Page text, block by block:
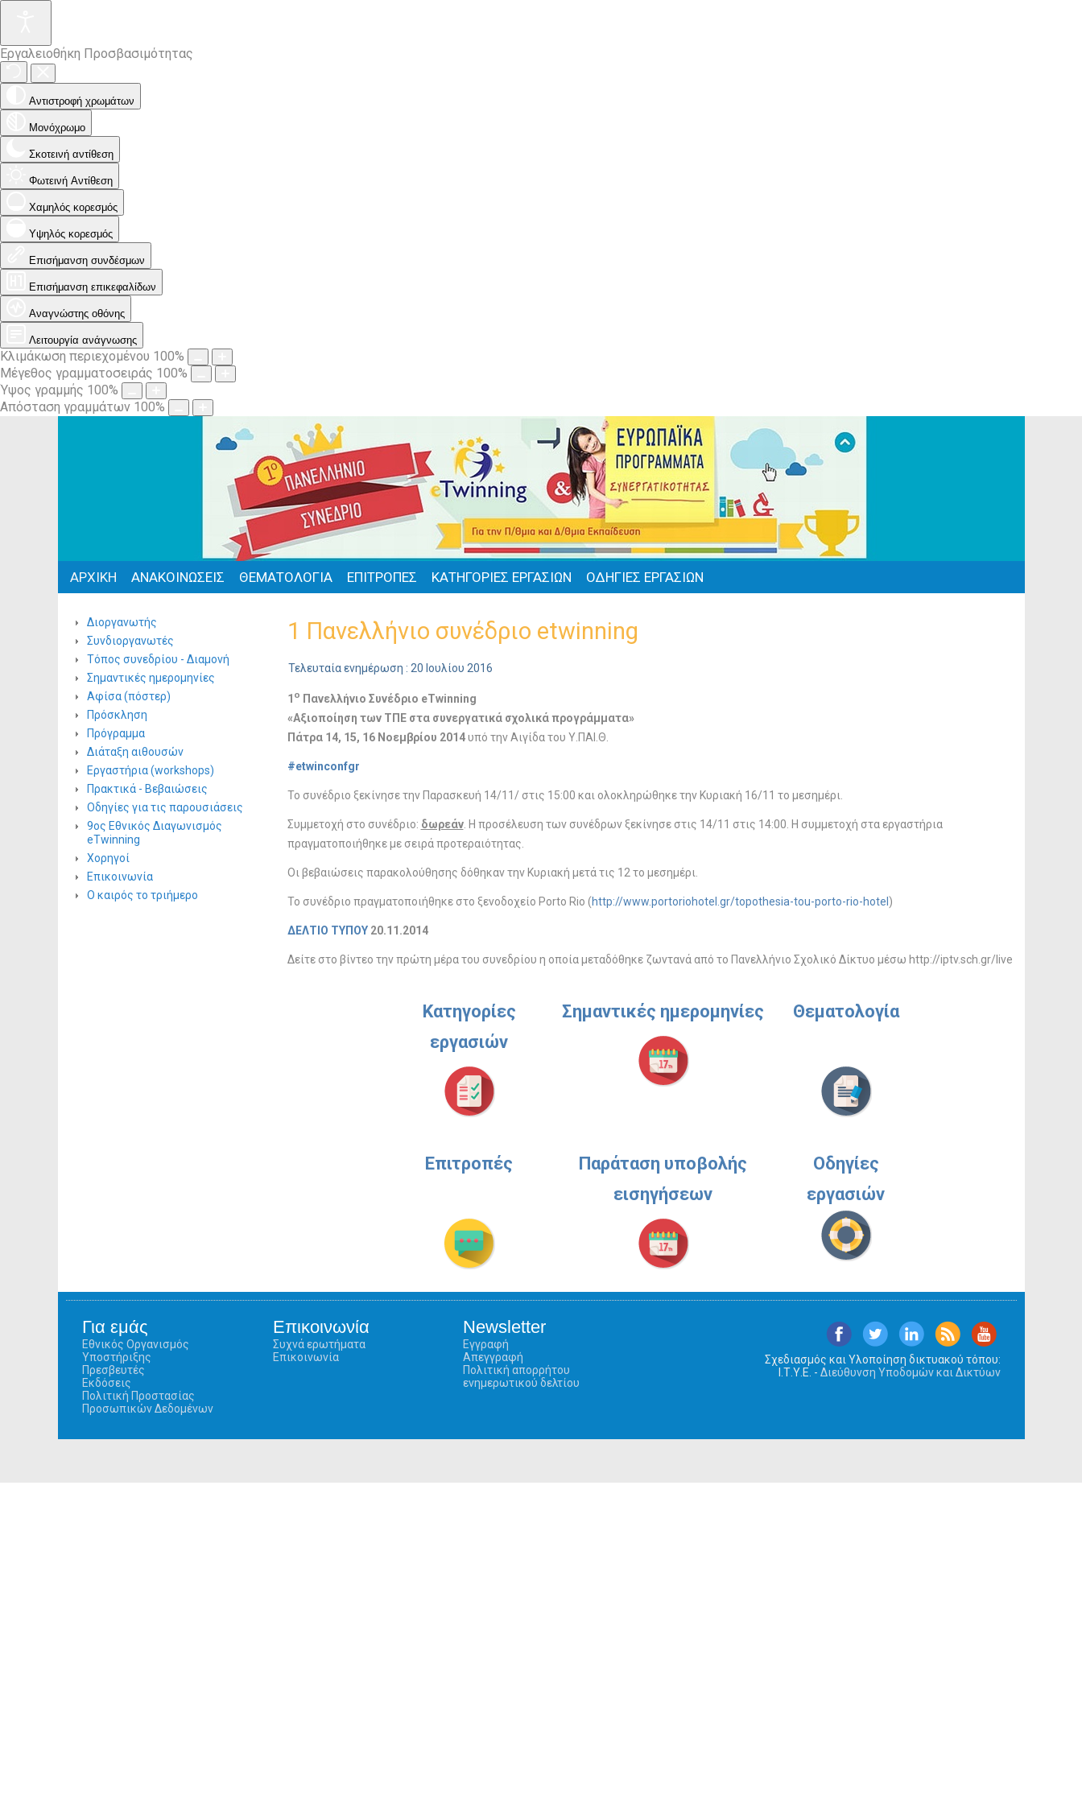
Εργαλειοθήκη Προσβασιμότητας
Αντιστροφή χρωμάτων
Μονόχρωμο
Σκοτεινή αντίθεση
Φωτεινή Αντίθεση
Χαμηλός κορεσμός
Υψηλός κορεσμός
Επισήμανση συνδέσμων
Επισήμανση επικεφαλίδων
Αναγνώστης οθόνης
Λειτουργία ανάγνωσης
Κλιμάκωση περιεχομένου 100%
Μέγεθος γραμματοσειράς 100%
Ύψος γραμμής 100%
Απόσταση γραμμάτων 100%
ΑΡΧΙΚΗ ΑΝΑΚΟΙΝΩΣΕΙΣ ΘΕΜΑΤΟΛΟΓΙΑ ΕΠΙΤΡΟΠΕΣ ΚΑΤΗΓΟΡΙΕΣ ΕΡΓΑΣΙΩΝ ΟΔΗΓΙΕΣ ΕΡΓΑΣΙΩΝ
Διοργανωτής
Συνδιοργανωτές
Τόπος συνεδρίου - Διαμονή
Σημαντικές ημερομηνίες
Αφίσα (πόστερ)
Πρόσκληση
Πρόγραμμα
Διάταξη αιθουσών
Εργαστήρια (workshops)
Πρακτικά - Βεβαιώσεις
Οδηγίες για τις παρουσιάσεις
9ος Εθνικός Διαγωνισμός
eTwinning
Χορηγοί
Επικοινωνία
Ο καιρός το τριήμερο
1 Πανελλήνιο συνέδριο etwinning
Τελευταία ενημέρωση : 20 Ιουλίου 2016
1 ο Πανελλήνιο Συνέδριο eTwinning
«Αξιοποίηση των ΤΠΕ στα συνεργατικά σχολικά προγράμματα»
Πάτρα 14, 15, 16 Νοεμβρίου 2014υπό την Αιγίδα του Υ.ΠΑΙ.Θ.
#etwinconfgr
Το συνέδριο ξεκίνησε την Παρασκευή 14/11/ στις 15:00 και ολοκληρώθηκε την Κυριακή 16/11 το μεσημέρι.
Συμμετοχή στο συνέδριο: δωρεάν. Η προσέλευση των συνέδρων ξεκίνησε στις 14/11 στις 14:00. Η συμμετοχή στα εργαστήρια
πραγματοποιήθηκε με σειρά προτεραιότητας.
Οι βεβαιώσεις παρακολούθησης δόθηκαν την Κυριακή μετά τις 12 το μεσημέρι.
Το συνέδριο πραγματοποιήθηκε στο ξενοδοχείο Porto Rio (http://www.portoriohotel.gr/topothesia-tou-porto-rio-hotel )
ΔΕΛΤΙΟ ΤΥΠΟΥ20.11.2014
Δείτε στο βίντεο την πρώτη μέρα του συνεδρίου η οποία μεταδόθηκε ζωντανά από το Πανελλήνιο Σχολικό Δίκτυο μέσω http://iptv.sch.gr/live
Κατηγορίες
εργασιών
Σημαντικές ημερομηνίες Θεματολογία
Επιτροπές
Παράταση υποβολής
εισηγήσεων
Οδηγίες
εργασιών
Για εμάς
Εθνικός Οργανισμός
Υποστήριξης
Πρεσβευτές
Εκδόσεις
Πολιτική Προστασίας
Προσωπικών Δεδομένων
Επικοινωνία
Συχνά ερωτήματα
Επικοινωνία
Newsletter
Εγγραφή
Απεγγραφή
Πολιτική απορρήτου
ενημερωτικού δελτίου
Σχεδιασμός και Υλοποίηση δικτυακού τόπου:
Ι.Τ.Υ.Ε. - Διεύθυνση Υποδομών και Δικτύων